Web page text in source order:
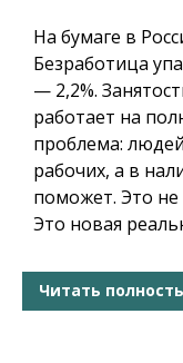
На бумаге в
Безработица
— 2,2%.
работает на
проблема:
рабочих, а в
поможет. Это не
Это новая
Читать